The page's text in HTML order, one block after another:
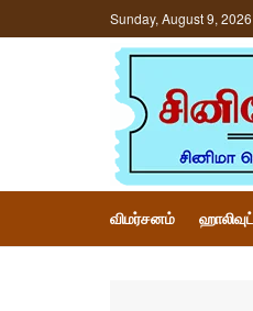
Sunday, August 9, 2026
விமர்சனம் ஹாலிவுட்